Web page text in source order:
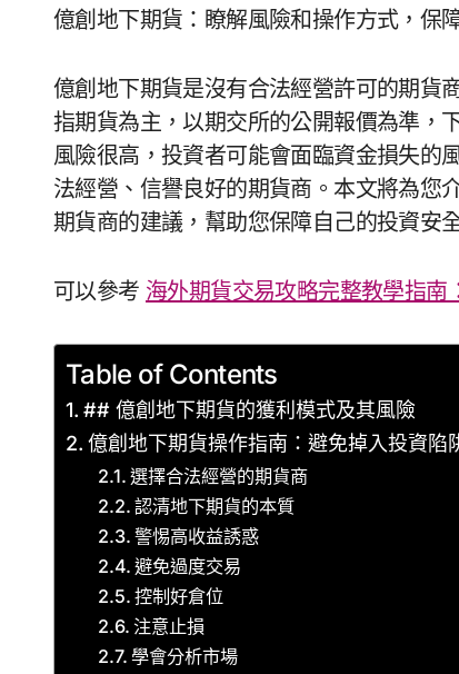
億創地下期貨：瞭解風險和操作方式，保
億創地下期貨是沒有合法經營許可的期貨
指期貨為主，以期交所的公開報價為準，
風險很高，投資者可能會面臨資金損失的
法經營、信譽良好的期貨商。本文將為您
期貨商的建議，幫助您保障自己的投資安
可以參考 海外期貨交易攻略完整教學指南
Table of Contents
## 億創地下期貨的獲利模式及其風險
億創地下期貨操作指南：避免掉入投資陷
選擇合法經營的期貨商
認清地下期貨的本質
警惕高收益誘惑
避免過度交易
控制好倉位
注意止損
學會分析市場